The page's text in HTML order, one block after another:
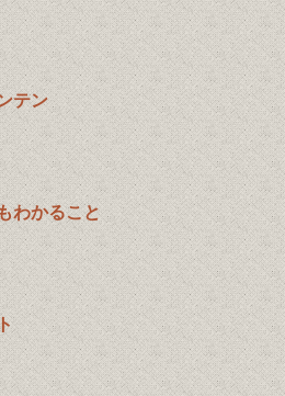
テン
わかること